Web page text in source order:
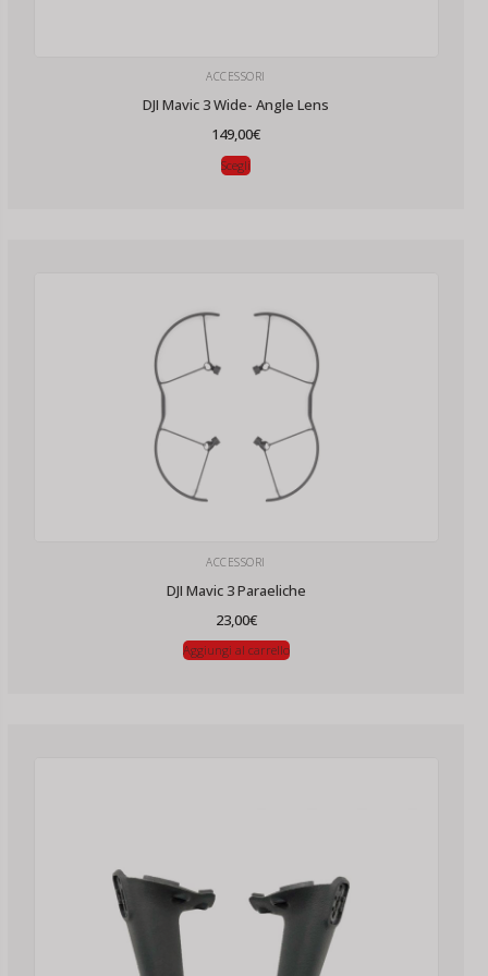
ACCESSORI
DJI Mavic 3 Wide- Angle Lens
149,00€
Scegli
ACCESSORI
DJI Mavic 3 Paraeliche
23,00€
Aggiungi al carrello